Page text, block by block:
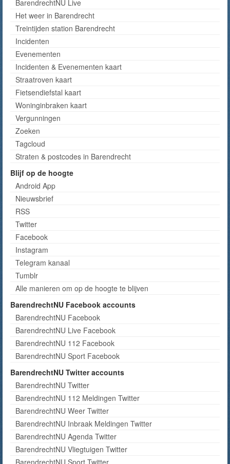
BarendrechtNU Live
Het weer in Barendrecht
Treintijden station Barendrecht
Incidenten
Evenementen
Incidenten & Evenementen kaart
Straatroven kaart
Fietsendiefstal kaart
Woninginbraken kaart
Vergunningen
Zoeken
Tagcloud
Straten & postcodes in Barendrecht
Blijf op de hoogte
Android App
Nieuwsbrief
RSS
Twitter
Facebook
Instagram
Telegram kanaal
Tumblr
Alle manieren om op de hoogte te blijven
BarendrechtNU Facebook accounts
BarendrechtNU Facebook
BarendrechtNU Live Facebook
BarendrechtNU 112 Facebook
BarendrechtNU Sport Facebook
BarendrechtNU Twitter accounts
BarendrechtNU Twitter
BarendrechtNU 112 Meldingen Twitter
BarendrechtNU Weer Twitter
BarendrechtNU Inbraak Meldingen Twitter
BarendrechtNU Agenda Twitter
BarendrechtNU Vliegtuigen Twitter
BarendrechtNU Sport Twitter